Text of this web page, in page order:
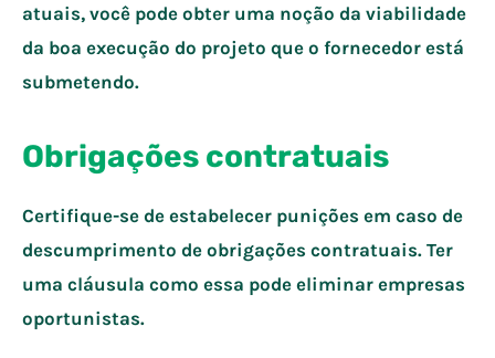
atuais, você pode obter uma noção da viabilidade
da boa execução do projeto que o fornecedor está
submetendo.
Obrigações contratuais
Certifique-se de estabelecer punições em caso de
descumprimento de obrigações contratuais. Ter
uma cláusula como essa pode eliminar empresas
oportunistas.